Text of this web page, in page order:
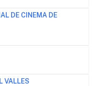
DE CINEMA DE
VALLES